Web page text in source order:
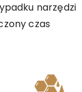
narzędzi
czas